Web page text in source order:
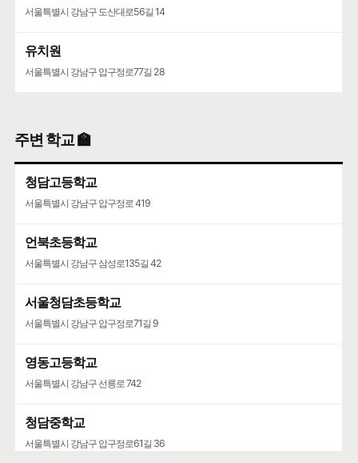
서울특별시 강남구 도산대로56길 14
유치원
서울특별시 강남구 압구정로77길 28
주변 학교 🏫
청담고등학교
서울특별시 강남구 압구정로 419
언북초등학교
서울특별시 강남구 삼성로135길 42
서울청담초등학교
서울특별시 강남구 압구정로71길 9
영동고등학교
서울특별시 강남구 선릉로 742
청담중학교
서울특별시 강남구 압구정로61길 36